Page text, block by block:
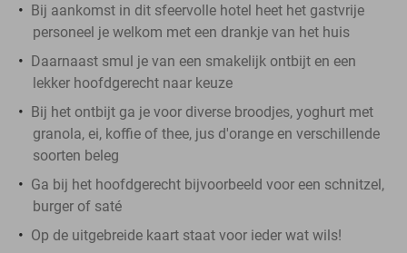
Bij aankomst in dit sfeervolle hotel heet het gastvrije
personeel je welkom met een drankje van het huis
Daarnaast smul je van een smakelijk ontbijt en een
lekker hoofdgerecht naar keuze
Bij het ontbijt ga je voor diverse broodjes, yoghurt met
granola, ei, koffie of thee, jus d'orange en verschillende
soorten beleg
Ga bij het hoofdgerecht bijvoorbeeld voor een schnitzel,
burger of saté
Op de uitgebreide kaart staat voor ieder wat wils!